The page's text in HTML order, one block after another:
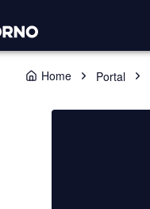
Home Portal